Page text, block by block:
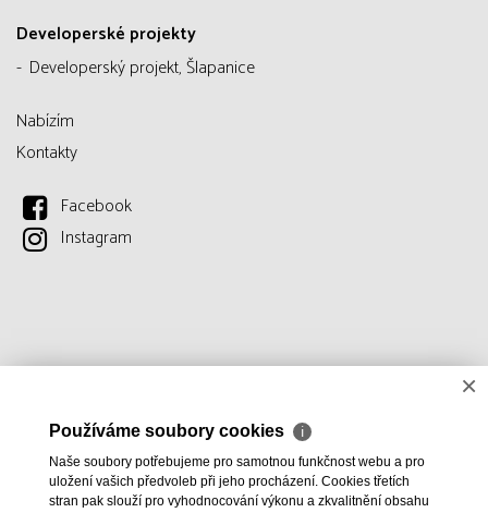
Developerské projekty
Developerský projekt, Šlapanice
Nabízím
Kontakty
Facebook
Instagram
×
Používáme soubory cookies ℹ
Naše soubory potřebujeme pro samotnou funkčnost webu a pro
uložení vašich předvoleb při jeho procházení. Cookies třetích
stran pak slouží pro vyhodnocování výkonu a zkvalitnění obsahu